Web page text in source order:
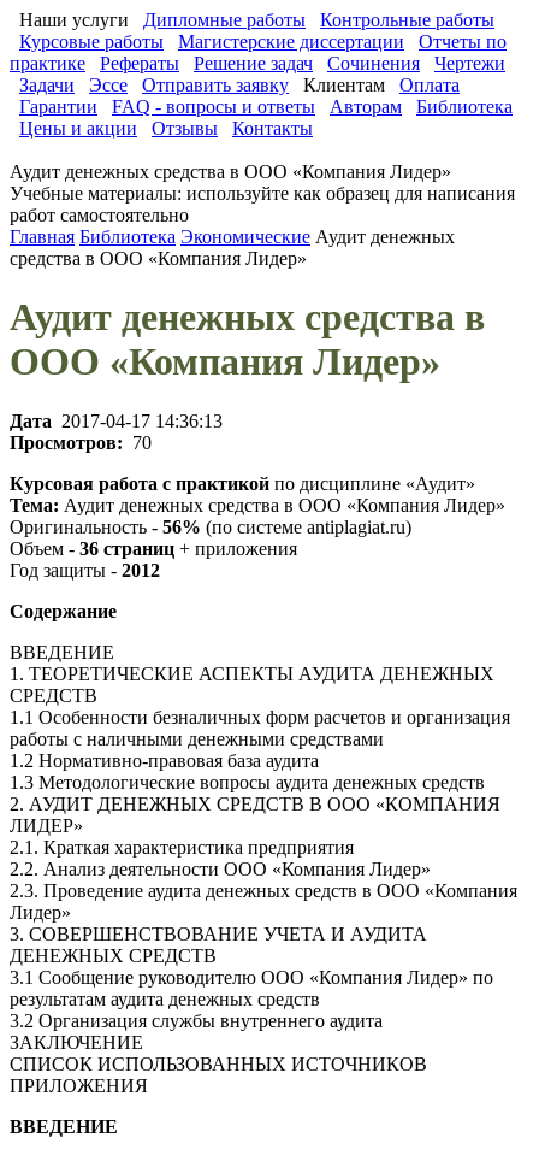
Наши услуги Дипломные работы
Контрольные работы
Курсовые работы
Магистерские диссертации
Отчеты по
практике
Рефераты Решение задач Сочинения
Чертежи
Задачи
Эссе Отправить заявку Клиентам
Оплата
Гарантии
FAQ - вопросы и ответы Авторам
Библиотека
Цены и акции
Отзывы Контакты
Аудит денежных средства в ООО «Компания Лидер»
Учебные материалы: используйте как образец для написания
работ самостоятельно
Главная Библиотека Экономические Аудит денежных
средства в ООО «Компания Лидер»
Аудит денежных средства в
ООО «Компания Лидер»
Дата 2017-04-17 14:36:13
Просмотров: 70
Курсовая работа с практикой по дисциплине «Аудит»
Тема: Аудит денежных средства в ООО «Компания Лидер»
Оригинальность - 56% (по системе antiplagiat.ru)
Объем - 36 страниц + приложения
Год защиты - 2012
Содержание
ВВЕДЕНИЕ
1. ТЕОРЕТИЧЕСКИЕ АСПЕКТЫ АУДИТА ДЕНЕЖНЫХ
СРЕДСТВ
1.1 Особенности безналичных форм расчетов и организация
работы с наличными денежными средствами
1.2 Нормативно-правовая база аудита
1.3 Методологические вопросы аудита денежных средств
2. АУДИТ ДЕНЕЖНЫХ СРЕДСТВ В ООО «КОМПАНИЯ
ЛИДЕР»
2.1. Краткая характеристика предприятия
2.2. Анализ деятельности ООО «Компания Лидер»
2.3. Проведение аудита денежных средств в ООО «Компания
Лидер»
3. СОВЕРШЕНСТВОВАНИЕ УЧЕТА И АУДИТА
ДЕНЕЖНЫХ СРЕДСТВ
3.1 Сообщение руководителю ООО «Компания Лидер» по
результатам аудита денежных средств
3.2 Организация службы внутреннего аудита
ЗАКЛЮЧЕНИЕ
СПИСОК ИСПОЛЬЗОВАННЫХ ИСТОЧНИКОВ
ПРИЛОЖЕНИЯ
ВВЕДЕНИЕ